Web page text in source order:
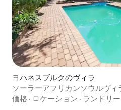
ヨハネスブルクのヴィラ
ソーラーアフリカンソウルヴ
価格 · ロケーション · ランドリー